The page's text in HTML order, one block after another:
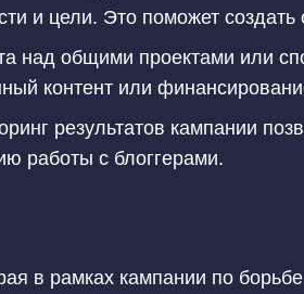
и цели. Это поможет создать
над общими проектами или
контент или
результатов кампании
работы с блоггерами.
в рамках кампании по